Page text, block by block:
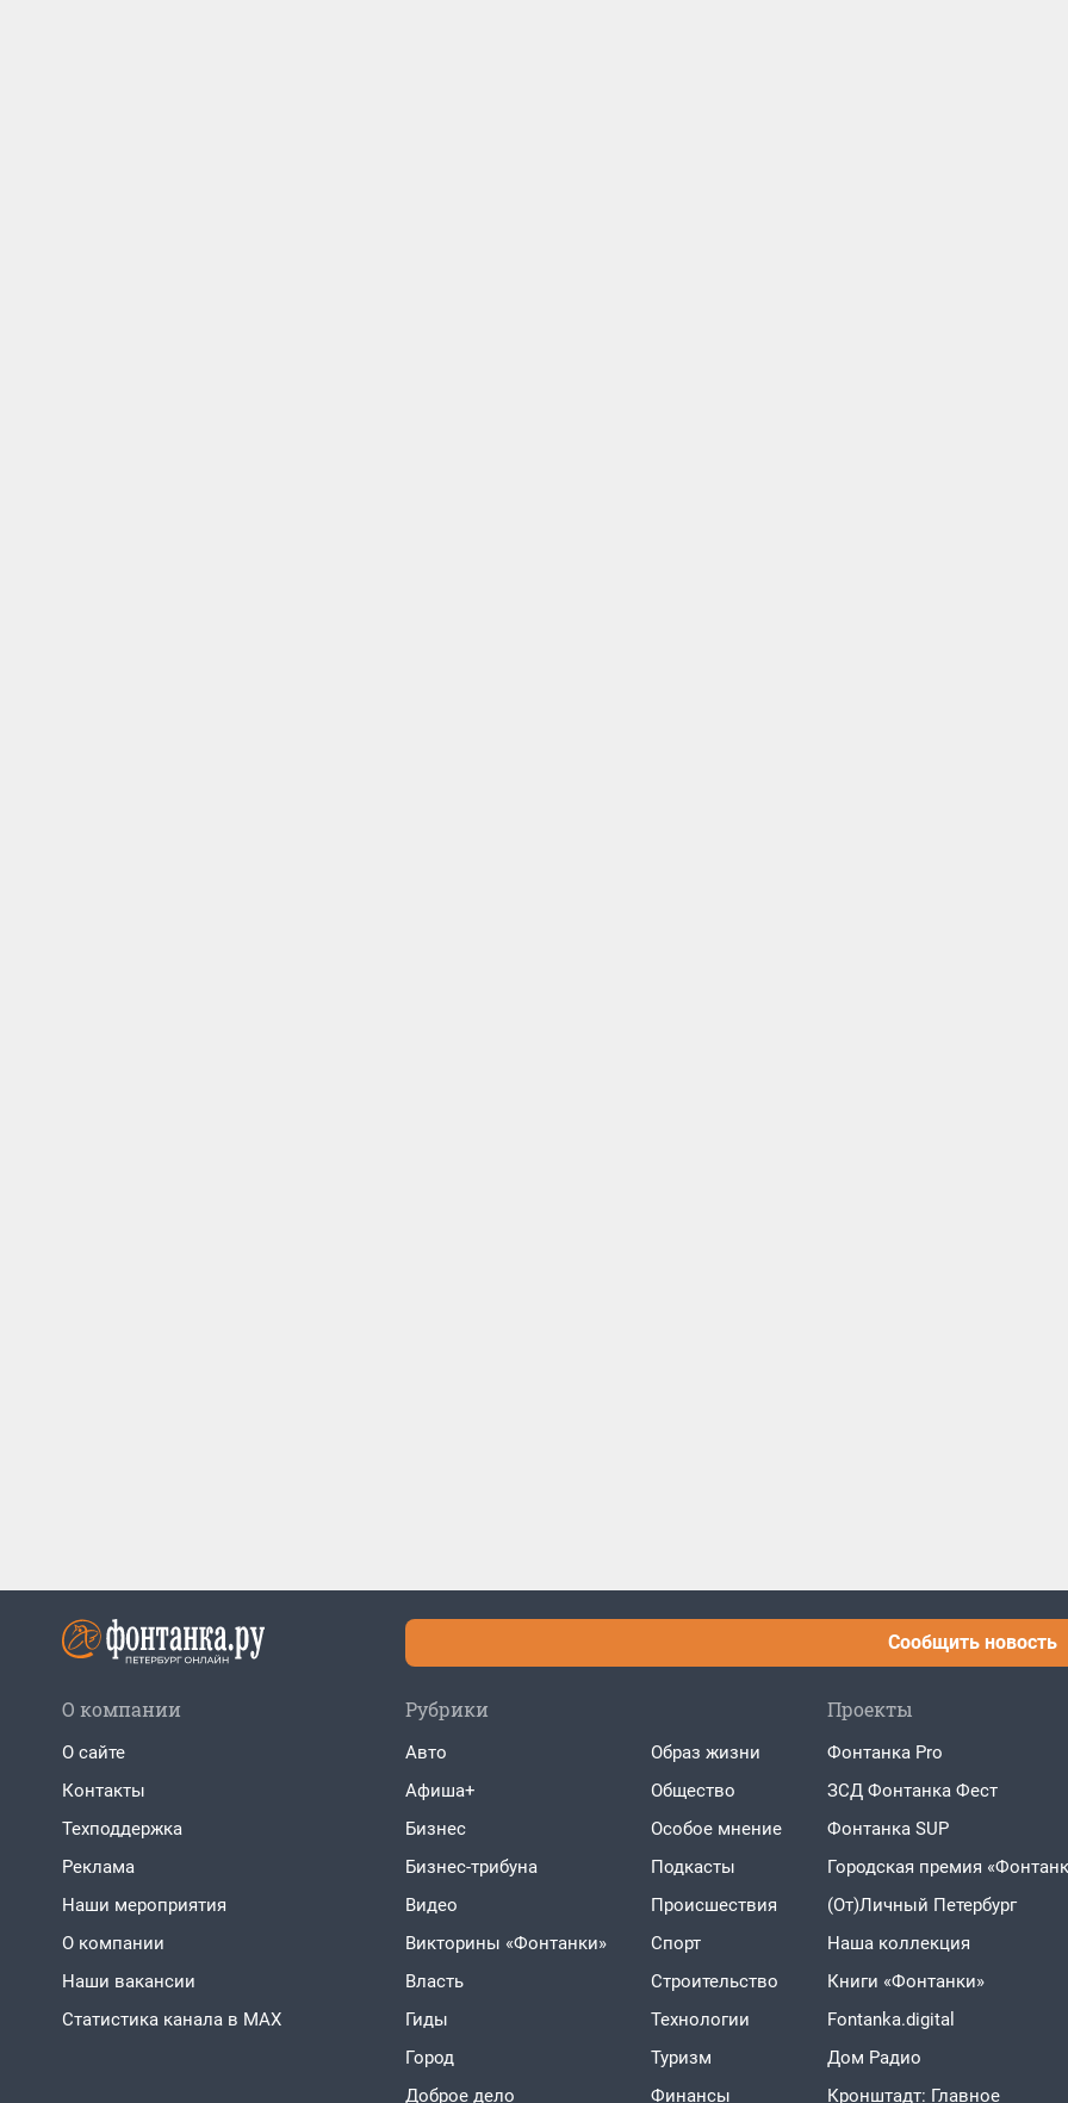
Сообщить новость
О компании
О сайте
Контакты
Техподдержка
Реклама
Наши мероприятия
О компании
Наши вакансии
Статистика канала в MAX
Рубрики
Авто
Афиша+
Бизнес
Бизнес-трибуна
Видео
Викторины «Фонтанки»
Власть
Гиды
Город
Доброе дело
Образ жизни
Общество
Особое мнение
Подкасты
Проиcшествия
Спорт
Строительство
Технологии
Туризм
Финансы
Проекты
Фонтанка Pro
ЗСД Фонтанка Фест
Фонтанка SUP
Городская премия
(От)Личный Петербург
Наша коллекция
Книги «Фонтанки»
Fontanka.digital
Дом Радио
Кронштадт: Главное